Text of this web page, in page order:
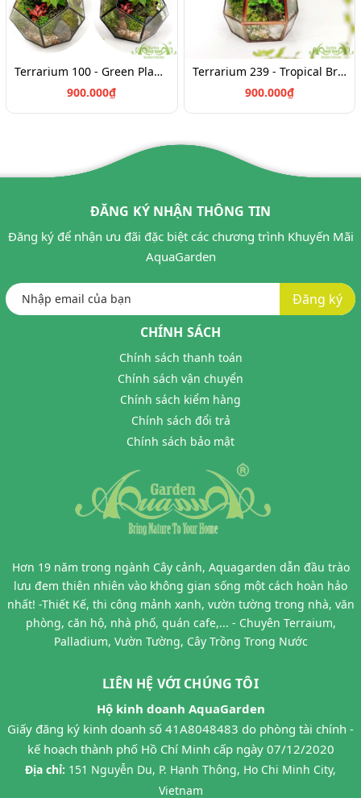
Terrarium 100 - Green Planet
900.000₫
Terrarium 239 - Tropical Breath
900.000₫
ĐĂNG KÝ NHẬN THÔNG TIN
Đăng ký để nhận ưu đãi đặc biệt các chương trình Khuyến Mãi
AquaGarden
Đăng ký
CHÍNH SÁCH
Chính sách thanh toán
Chính sách vận chuyển
Chính sách kiểm hàng
Chính sách đổi trả
Chính sách bảo mật
Hơn 19 năm trong ngành Cây cảnh, Aquagarden dẫn đầu trào
lưu đem thiên nhiên vào không gian sống một cách hoàn hảo
nhất! -Thiết Kế, thi công mảnh xanh, vườn tường trong nhà, văn
phòng, căn hộ, nhà phố, quán cafe,... - Chuyên Terraium,
Palladium, Vườn Tường, Cây Trồng Trong Nước
LIÊN HỆ VỚI CHÚNG TÔI
Hộ kinh doanh AquaGarden
Giấy đăng ký kinh doanh số 41A8048483 do phòng tài chính -
kế hoạch thành phố Hồ Chí Minh cấp ngày 07/12/2020
Địa chỉ: 151 Nguyễn Du, P. Hạnh Thông, Ho Chi Minh City,
Vietnam